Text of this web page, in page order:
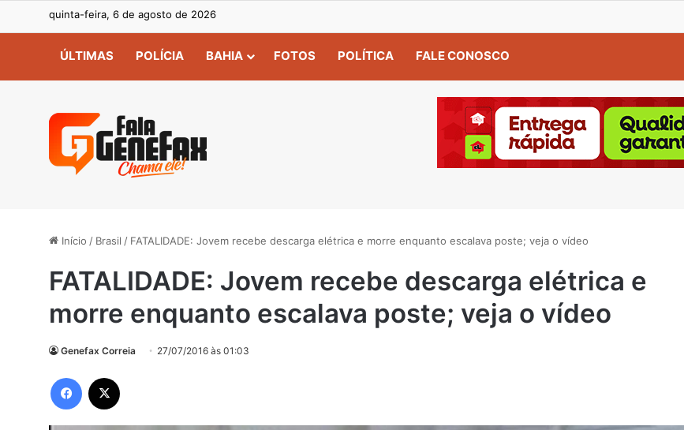
quinta-feira, 6 de agosto de 2026
ÚLTIMAS POLÍCIA BAHIA FOTOS POLÍTICA FALE CONOSCO
Início / Brasil / FATALIDADE: Jovem recebe descarga elétrica e morre enquanto escalava poste; veja o vídeo
FATALIDADE: Jovem recebe descarga elétrica e
morre enquanto escalava poste; veja o vídeo
Genefax Correia 27/07/2016 às 01:03
Facebook